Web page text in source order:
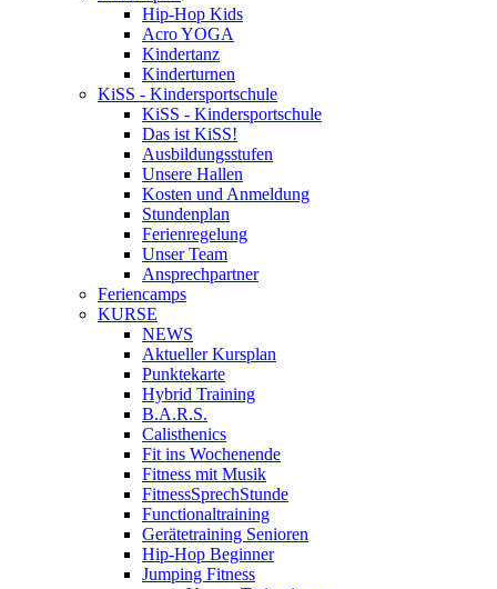
Hip-Hop Kids
Acro YOGA
Kindertanz
Kinderturnen
KiSS - Kindersportschule
KiSS - Kindersportschule
Das ist KiSS!
Ausbildungsstufen
Unsere Hallen
Kosten und Anmeldung
Stundenplan
Ferienregelung
Unser Team
Ansprechpartner
Feriencamps
KURSE
NEWS
Aktueller Kursplan
Punktekarte
Hybrid Training
B.A.R.S.
Calisthenics
Fit ins Wochenende
Fitness mit Musik
FitnessSprechStunde
Functionaltraining
Gerätetraining Senioren
Hip-Hop Beginner
Jumping Fitness